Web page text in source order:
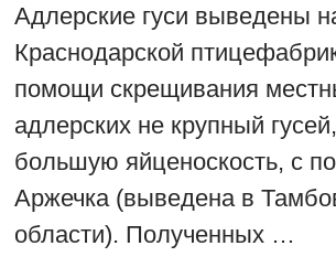
Адлерские гуси выведены
Краснодарской
помощи скрещивания
адлерских не крупный
большую яйценоскость, с
Аржечка (выведена в
области). Полученных …